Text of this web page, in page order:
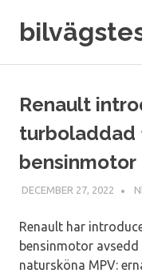
Renault
turboladdad
bensinmotor
DECEMBER 27, 2022
Renault har
bensinmotor
natursköna MPV: